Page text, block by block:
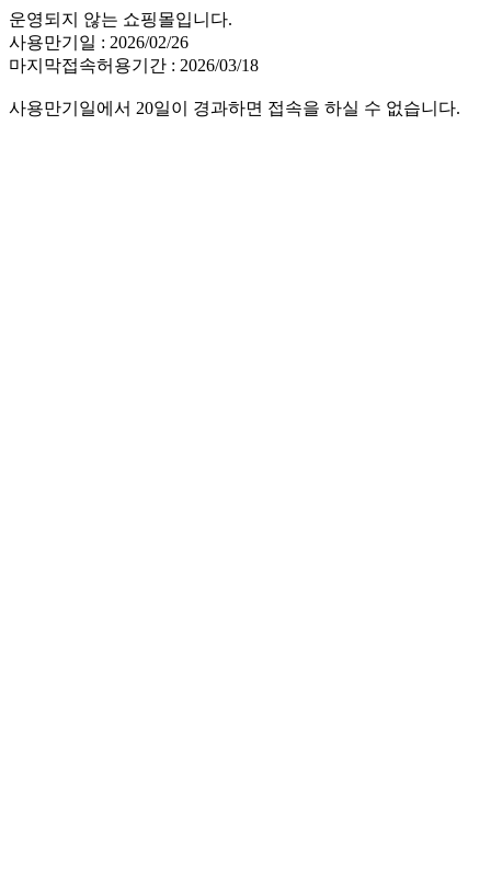
운영되지 않는 쇼핑몰입니다.
사용만기일 : 2026/02/26
마지막접속허용기간 : 2026/03/18
사용만기일에서 20일이 경과하면 접속을 하실 수 없습니다.